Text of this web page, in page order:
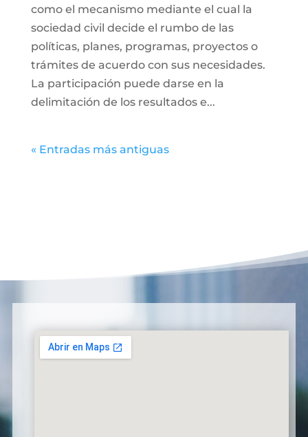
como el mecanismo mediante el cual la
sociedad civil decide el rumbo de las
políticas, planes, programas, proyectos o
trámites de acuerdo con sus necesidades.
La participación puede darse en la
delimitación de los resultados e...
« Entradas más antiguas